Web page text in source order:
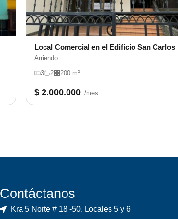
Local Comercial en el Edificio San Carlos
Arriendo
3 2 200 m²
$ 2.000.000 /mes
Contáctanos
Kra 5 Norte # 18 -50. Locales 5 y 6